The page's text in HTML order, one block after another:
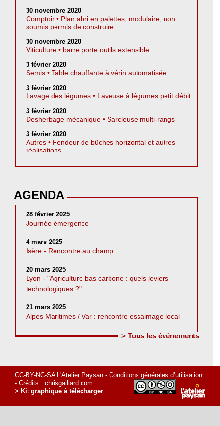
30 novembre 2020
Comptoir • Plan abri en palettes, modulaire, non
soumis permis de construire
30 novembre 2020
Viticulture • barre porte outils extensible
3 février 2020
Semis • Table chauffante à vérin automatisée
3 février 2020
Lavage des légumes • Laveuse à légumes petit débit
3 février 2020
Desherbage mécanique • Sarcleuse multi-rangs
3 février 2020
Autres • Fendeur de bûches horizontal et autres
réalisations
AGENDA
28 février 2025
Journée émergence
4 mars 2025
Isère - Rencontre au champ
20 mars 2025
Lyon - "Agriculture bas carbone : quels leviers
technologiques ?"
21 mars 2025
Alpes Maritimes / Var : rencontre essaimage local
> Tous les événements
CC-BY-NC-SA L'Atelier Paysan - Conditions générales d’utilisation
- Crédits : chrisgaillard.com
> Kit graphique à télécharger